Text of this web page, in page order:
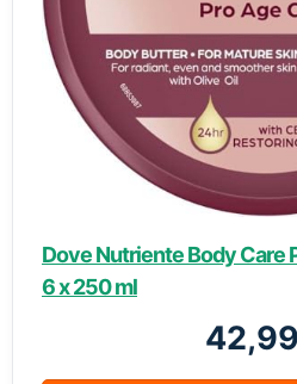
Dove Nutriente Body Care
6 x 250 ml